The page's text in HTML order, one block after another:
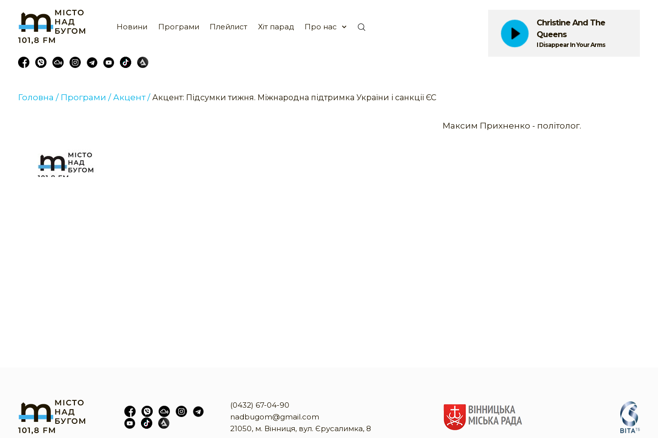
Новини Програми Плейлист Хіт парад Про нас
Christine And The
Queens
I Disappear In Your Arms
Головна / Програми / Акцент / Акцент: Підсумки тижня. Міжнародна підтримка України і санкції ЄС
Максим Прихненко - політолог.
(0432) 67-04-90
nadbugom@gmail.com
21050, м. Вінниця, вул. Єрусалимка, 8